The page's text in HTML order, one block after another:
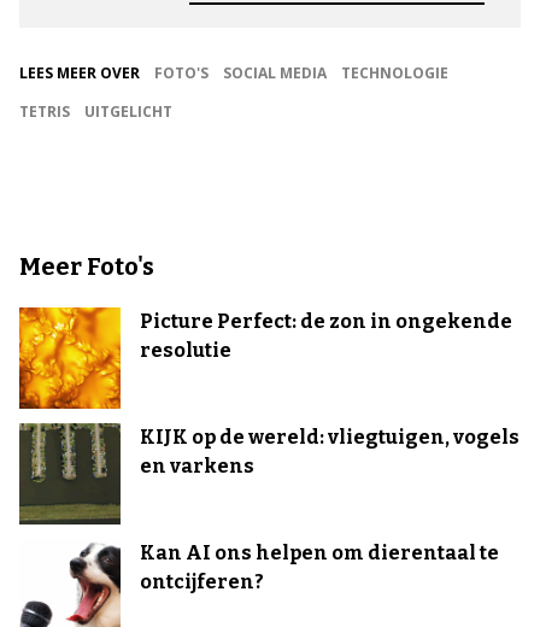
LEES MEER OVER FOTO'S SOCIAL MEDIA
TECHNOLOGIE
TETRIS
UITGELICHT
Meer Foto's
Picture Perfect: de zon in ongekende
resolutie
KIJK op de wereld: vliegtuigen, vogels
en varkens
Kan AI ons helpen om dierentaal te
ontcijferen?